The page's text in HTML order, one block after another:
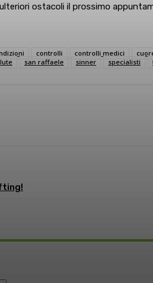
ostacoli il prossimo
controlli controlli medici
san raffaele sinner specialisti